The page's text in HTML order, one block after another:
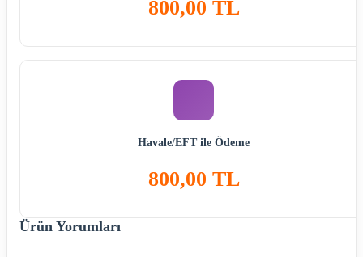
800,00 TL
Havale/EFT ile Ödeme
800,00 TL
Ürün Yorumları